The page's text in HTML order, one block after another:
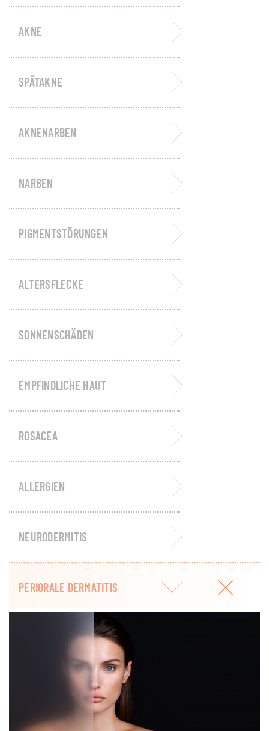
AKNE
SPÄTAKNE
AKNENARBEN
NARBEN
PIGMENTSTÖRUNGEN
ALTERSFLECKE
SONNENSCHÄDEN
EMPFINDLICHE HAUT
ROSACEA
ALLERGIEN
NEURODERMITIS
PERIORALE DERMATITIS